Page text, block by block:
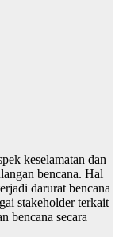
keselamatan dan
bencana. Hal
darurat bencana
stakeholder terkait
bencana secara